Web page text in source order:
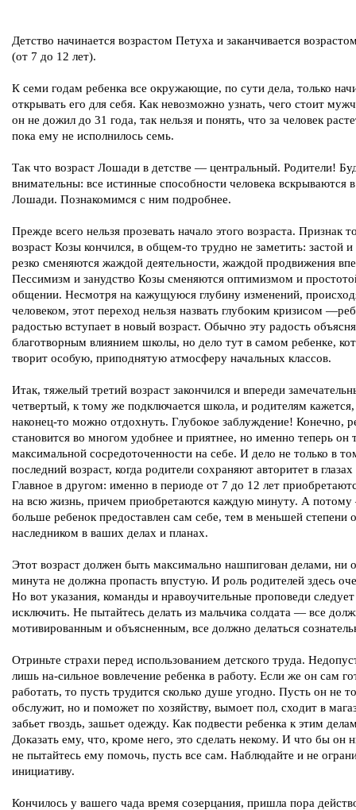
Детство начинается возрастом Петуха и заканчивается
(от 7 до 12 лет).
К семи годам ребенка все окружающие, по сути дела, только
открывать его для себя. Как невозможно узнать, чего стоит
он не дожил до 31 года, так нельзя и понять, что за человек
пока ему не исполнилось семь.
Так что возраст Лошади в детстве — центральный. Родители!
внимательны: все истинные способности человека вскрываются в
Лошади. Познакомимся с ним подробнее.
Прежде всего нельзя прозевать начало этого возраста. Признак
возраст Козы кончился, в общем-то трудно не заметить: застой и
резко сменяются жаждой деятельности, жаждой продвижения
Пессимизм и занудство Козы сменяются оптимизмом и
общении. Несмотря на кажущуюся глубину изменений,
человеком, этот переход нельзя назвать глубоким кризисом
радостью вступает в новый возраст. Обычно эту радость
благотворным влиянием школы, но дело тут в самом ребенке,
творит особую, приподнятую атмосферу начальных классов.
Итак, тяжелый третий возраст закончился и впереди
четвертый, к тому же подключается школа, и родителям
наконец-то можно отдохнуть. Глубокое заблуждение! Конечно,
становится во многом удобнее и приятнее, но именно теперь он
максимальной сосредоточенности на себе. И дело не только в
последний возраст, когда родители сохраняют авторитет в
Главное в другом: именно в периоде от 7 до 12 лет
на всю жизнь, причем приобретаются каждую минуту. А
больше ребенок предоставлен сам себе, тем в меньшей степени
наследником в ваших делах и планах.
Этот возраст должен быть максимально нашпигован делами, ни
минута не должна пропасть впустую. И роль родителей здесь
Но вот указания, команды и нравоучительные проповеди следует
исключить. Не пытайтесь делать из мальчика солдата — все
мотивированным и объясненным, все должно делаться
Отриньте страхи перед использованием детского труда.
лишь на-сильное вовлечение ребенка в работу. Если же он сам
работать, то пусть трудится сколько душе угодно. Пусть он не
обслужит, но и поможет по хозяйству, вымоет пол, сходит в
забьет гвоздь, зашьет одежду. Как подвести ребенка к этим
Доказать ему, что, кроме него, это сделать некому. И что бы он
не пытайтесь ему помочь, пусть все сам. Наблюдайте и не
инициативу.
Кончилось у вашего чада время созерцания, пришла пора